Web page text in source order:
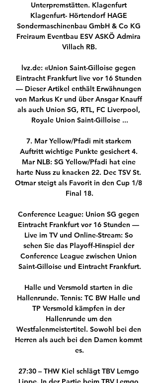
Unterpremstätten. Klagenfurt
Klagenfurt- Hörtendorf HAGE
Sondermaschinenbau GmbH & Co KG
Freiraum Eventbau ESV ASKÖ Admira
Villach RB.
lvz.de: «Union Saint-Gilloise gegen
Eintracht Frankfurt live vor 16 Stunden
— Dieser Artikel enthält Erwähnungen
von Markus Kr und über Ansgar Knauff
als auch Union SG, RTL, FC Liverpool,
Royale Union Saint-Gilloise ...
7. Mar Yellow/Pfadi mit starkem
Auftritt wichtige Punkte gesichert 4.
Mar NLB: SG Yellow/Pfadi hat eine
harte Nuss zu knacken 22. Dec TSV St.
Otmar steigt als Favorit in den Cup 1/8
Final 18.
Conference League: Union SG gegen
Eintracht Frankfurt vor 16 Stunden —
Live im TV und Online-Stream: So
sehen Sie das Playoff-Hinspiel der
Conference League zwischen Union
Saint-Gilloise und Eintracht Frankfurt.
Halle und Versmold starten in die
Hallenrunde. Tennis: TC BW Halle und
TP Versmold kämpfen in der
Hallenrunde um den
Westfalenmeistertitel. Sowohl bei den
Herren als auch bei den Damen kommt
es.
27:30 – THW Kiel schlägt TBV Lemgo